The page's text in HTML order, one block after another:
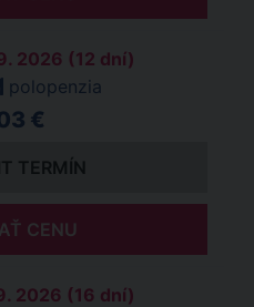
2026 (12 dní)
polopenzia
€
TERMÍN
CENU
2026 (16 dní)